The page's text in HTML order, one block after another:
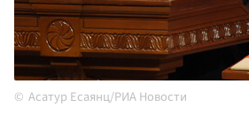
Асатур Есаянц/РИА Новости